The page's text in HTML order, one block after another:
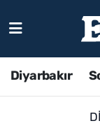
Diyarbakır